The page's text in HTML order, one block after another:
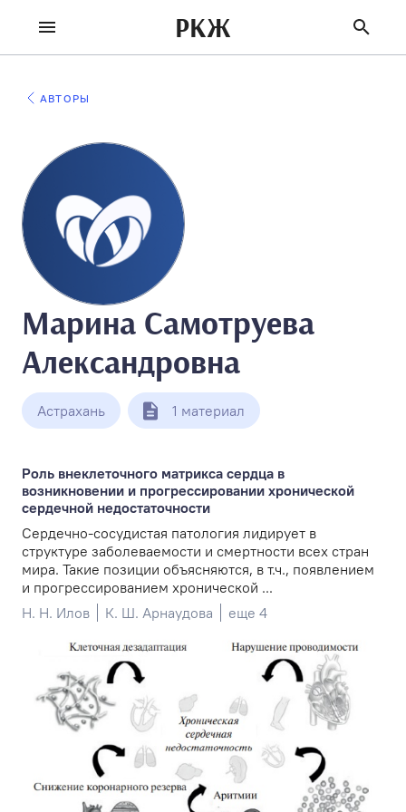
РКЖ
АВТОРЫ
Марина Самотруева
Александровна
Астрахань 1 материал
Роль внеклеточного матрикса сердца в
возникновении и прогрессировании хронической
сердечной недостаточности
Сердечно-сосудистая патология лидирует в
структуре заболеваемости и смертности всех стран
мира. Такие позиции объясняются, в т.ч., появлением
и прогрессированием хронической ...
Н. Н. Илов
К. Ш. Арнаудова еще 4